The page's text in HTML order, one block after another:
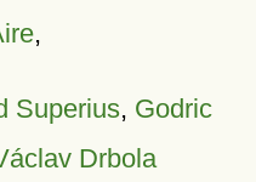
,
Superius, Godric
Drbola